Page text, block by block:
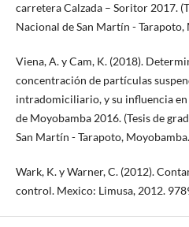
carretera Calzada – Soritor 2017.
Nacional de San Martín - Tarapoto,
Viena, A. y Cam, K. (2018).
concentración de partículas
intradomiciliario, y su influencia
de Moyobamba 2016. (Tesis de
San Martín - Tarapoto, Moyobamba.
Wark, K. y Warner, C. (2012).
control. Mexico: Limusa, 2012.